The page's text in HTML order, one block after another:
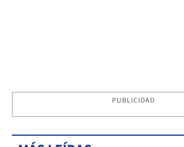
PUBLICIDAD